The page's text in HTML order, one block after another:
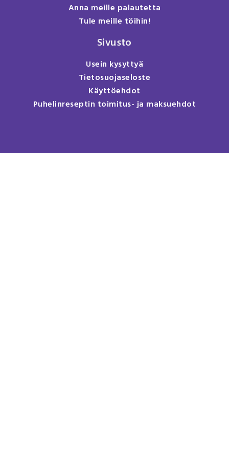
Anna meille palautetta
Tule meille töihin!
Sivusto
Usein kysyttyä
Tietosuojaseloste
Käyttöehdot
Puhelinreseptin toimitus- ja maksuehdot